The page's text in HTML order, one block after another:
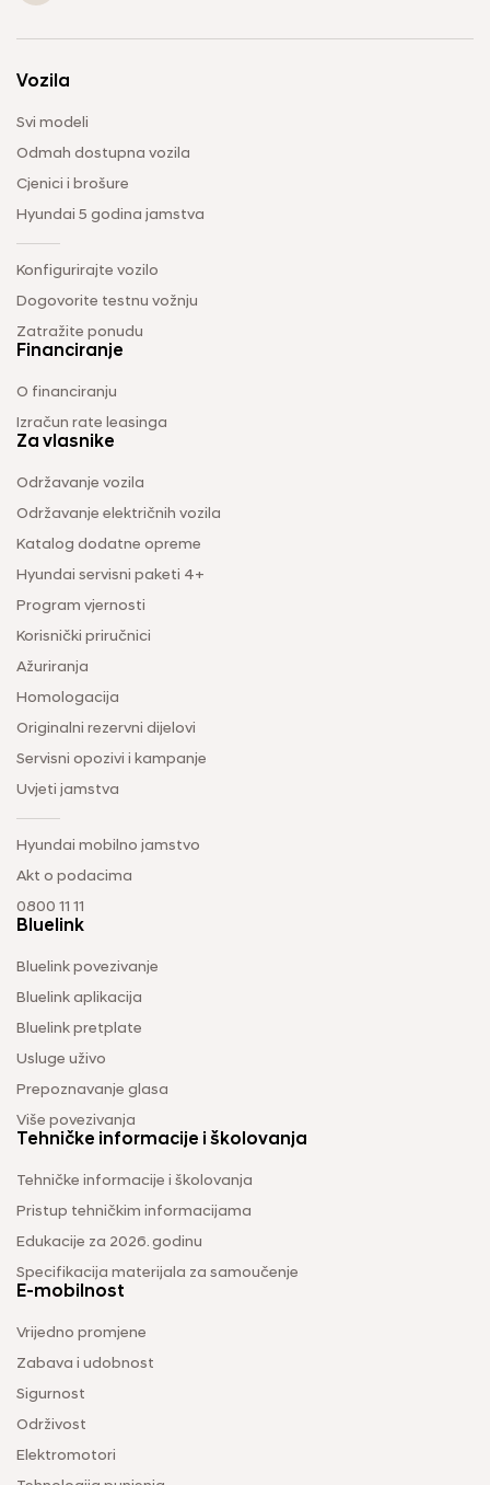
Vozila
Svi modeli
Odmah dostupna vozila
Cjenici i brošure
Hyundai 5 godina jamstva
Konfigurirajte vozilo
Dogovorite testnu vožnju
Zatražite ponudu
Financiranje
O financiranju
Izračun rate leasinga
Za vlasnike
Održavanje vozila
Održavanje električnih vozila
Katalog dodatne opreme
Hyundai servisni paketi 4+
Program vjernosti
Korisnički priručnici
Ažuriranja
Homologacija
Originalni rezervni dijelovi
Servisni opozivi i kampanje
Uvjeti jamstva
Hyundai mobilno jamstvo
Akt o podacima
0800 11 11
Bluelink
Bluelink povezivanje
Bluelink aplikacija
Bluelink pretplate
Usluge uživo
Prepoznavanje glasa
Više povezivanja
Tehničke informacije i školovanja
Tehničke informacije i školovanja
Pristup tehničkim informacijama
Edukacije za 2026. godinu
Specifikacija materijala za samoučenje
E-mobilnost
Vrijedno promjene
Zabava i udobnost
Sigurnost
Održivost
Elektromotori